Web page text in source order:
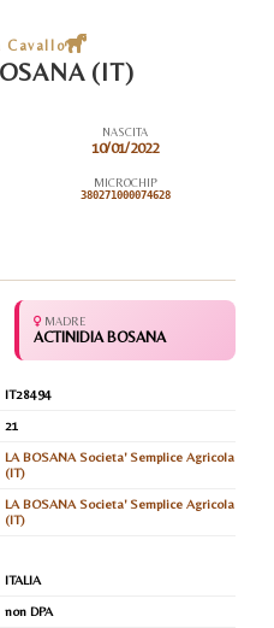
Cavallo
(IT)
NASCITA
10/01/2022
MICROCHIP
380271000074628
MADRE
ACTINIDIA BOSANA
IT28494
21
LA BOSANA Societa' Semplice Agricola
(IT)
LA BOSANA Societa' Semplice Agricola
(IT)
ITALIA
non DPA